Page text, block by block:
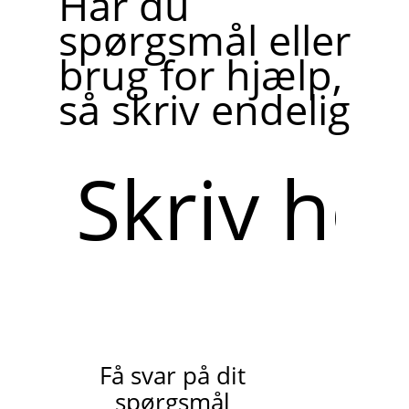
spørgsmål eller
brug for hjælp,
så skriv endelig
her
Få svar på dit
spørgsmål